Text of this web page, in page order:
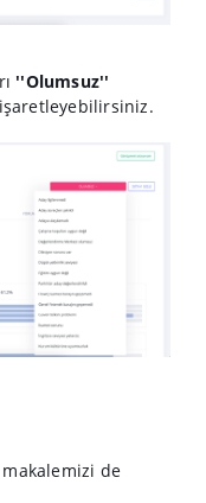
''Olumsuz''
makalemizi de